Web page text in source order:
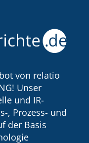
von relatio
Unser
und IR-
, Prozess- und
der Basis